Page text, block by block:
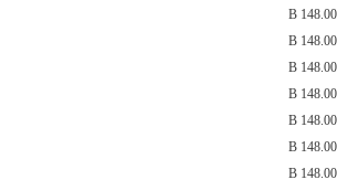
B
B
B
B
B
B
B